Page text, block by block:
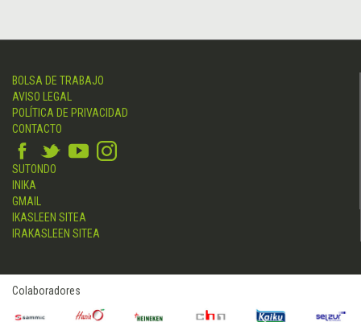
BOLSA DE TRABAJO
AVISO LEGAL
POLÍTICA DE PRIVACIDAD
CONTACTO
SUTONDO
INIKA
GMAIL
IKASLEEN SITEA
IRAKASLEEN SITEA
Colaboradores